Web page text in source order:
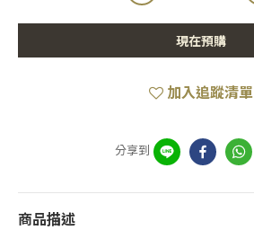
現在預購
加入追蹤清單
分享到
商品描述